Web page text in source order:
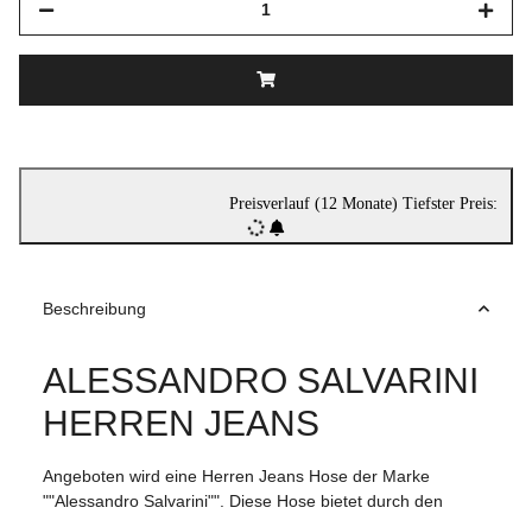
Preisverlauf (12 Monate)
Beschreibung
ALESSANDRO SALVARINI
HERREN JEANS
Angeboten wird eine Herren Jeans Hose der Marke
""Alessandro Salvarini"". Diese Hose bietet durch den